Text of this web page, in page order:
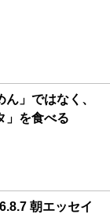
」ではなく、
」を食べる
朝エッセイ